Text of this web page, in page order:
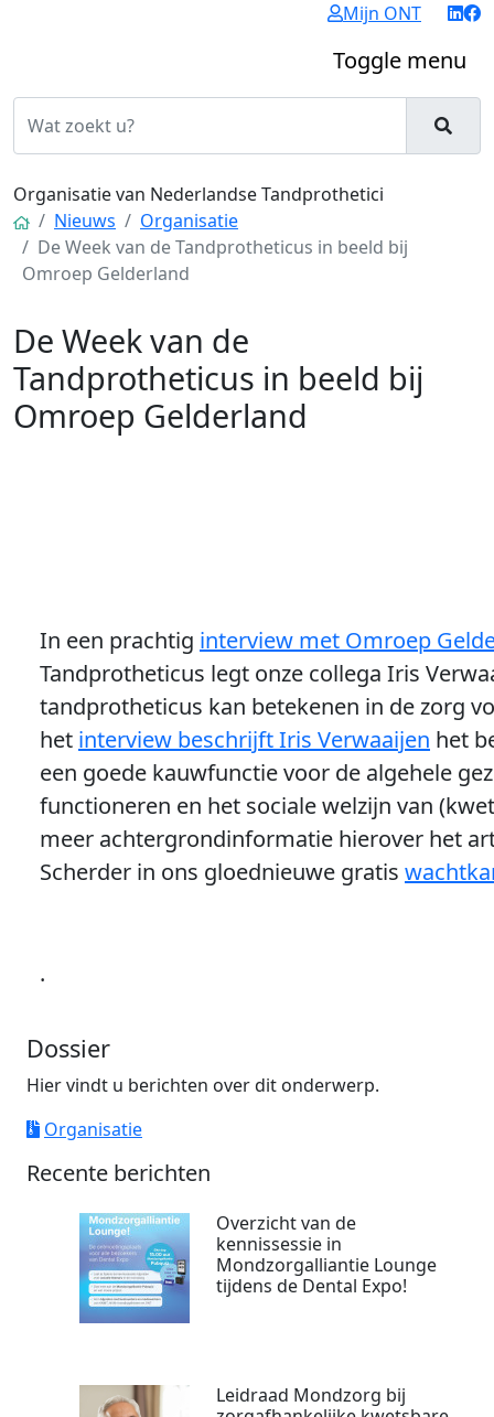
Mijn ONT
Toggle menu
Organisatie van Nederlandse Tandprothetici
Nieuws
Organisatie
De Week van de Tandprotheticus in beeld bij
Omroep Gelderland
De Week van de
Tandprotheticus in beeld bij
Omroep Gelderland
In een prachtig interview met Omroep
Tandprotheticus legt onze collega Iris
tandprotheticus kan betekenen in de zorg
het interview beschrijft Iris Verwaaijen het
een goede kauwfunctie voor de algehele
functioneren en het sociale welzijn van
meer achtergrondinformatie hierover het
Scherder in ons gloednieuwe gratis
.
Dossier
Hier vindt u berichten over dit onderwerp.
Organisatie
Recente berichten
Overzicht van de
kennissessie in
Mondzorgalliantie Lounge
tijdens de Dental Expo!
Leidraad Mondzorg bij